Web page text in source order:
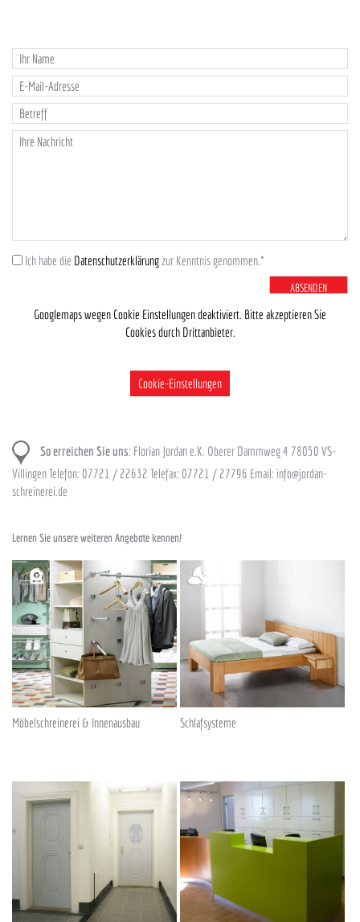
Ich habe die Datenschutzerklärung zur Kenntnis genommen.*
ABSENDEN
Googlemaps wegen Cookie Einstellungen deaktiviert. Bitte akzeptieren Sie
Cookies durch Drittanbieter.
Cookie-Einstellungen
So erreichen Sie uns: Florian Jordan e.K. Oberer Dammweg 4 78050 VS-
Villingen Telefon: 07721 / 22632 Telefax: 07721 / 27796 Email: info@jordan-
schreinerei.de
Lernen Sie unsere weiteren Angebote kennen!
Möbelschreinerei & Innenausbau Schlafsysteme